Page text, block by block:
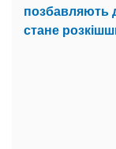
позбавляють
стане